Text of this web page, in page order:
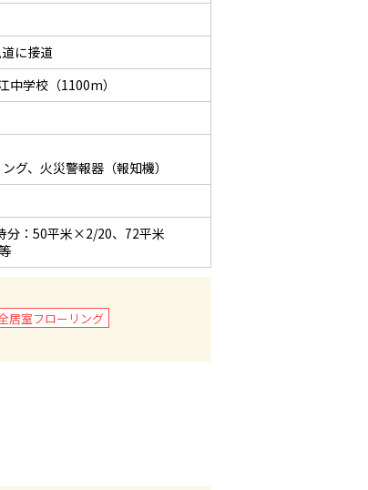
に接道
中学校（1100m）
グ、火災警報器（報知機）
分：50平米×2/20、72平米
居室フローリング